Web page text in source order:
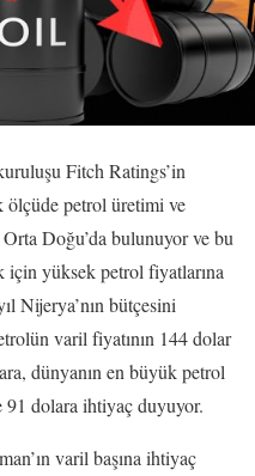
Fitch Ratings’in
petrol üretimi ve
Doğu’da bulunuyor ve bu
yüksek petrol fiyatlarına
Nijerya’nın bütçesini
varil fiyatının 144 dolar
dünyanın en büyük petrol
91 dolara ihtiyaç duyuyor.
varil başına ihtiyaç